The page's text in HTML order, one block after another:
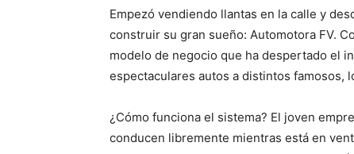
Empezó vendiendo llantas en la calle y
construir su gran sueño: Automotora FV.
modelo de negocio que ha despertado el
espectaculares autos a distintos famosos,
¿Cómo funciona el sistema? El joven
conducen libremente mientras está en